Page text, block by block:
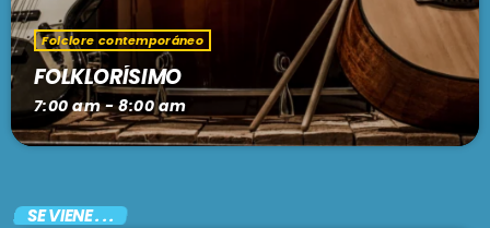
Folclore contemporáneo
FOLKLORÍSIMO
7:00 am - 8:00 am
SE VIENE . . .